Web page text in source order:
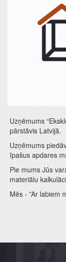
Uzņēmums
pārstāvis Latvijā.
Uzņēmums
īpašus apdares
Pie mums Jūs
materiālu
Mēs - ”Ar labiem